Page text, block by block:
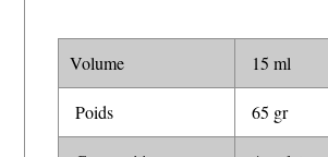
Volume 15 ml
Poids 65 gr